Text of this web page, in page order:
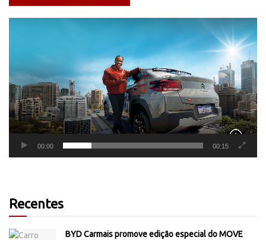
00:00 00:15
Recentes
BYD Carmais promove edição especial do MOVE